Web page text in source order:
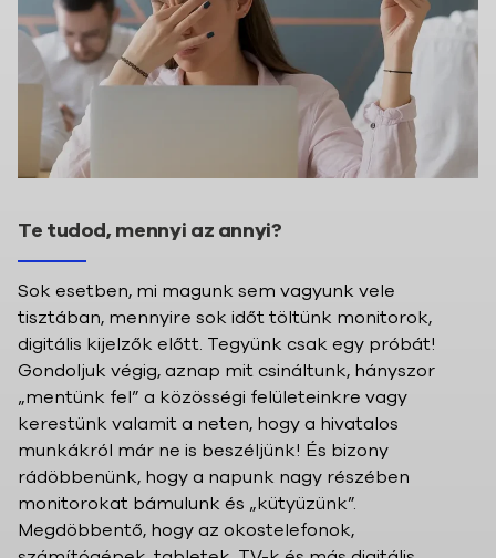
Te tudod, mennyi az annyi?
Sok esetben, mi magunk sem vagyunk vele
tisztában, mennyire sok időt töltünk monitorok,
digitális kijelzők előtt. Tegyünk csak egy próbát!
Gondoljuk végig, aznap mit csináltunk, hányszor
„mentünk fel” a közösségi felületeinkre vagy
kerestünk valamit a neten, hogy a hivatalos
munkákról már ne is beszéljünk! És bizony
rádöbbenünk, hogy a napunk nagy részében
monitorokat bámulunk és „kütyüzünk”.
Megdöbbentő, hogy az okostelefonok,